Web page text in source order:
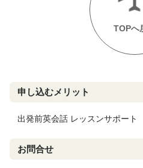
TOPへ
申し込むメリット
出発前英会話 レッスンサポート
お問合せ